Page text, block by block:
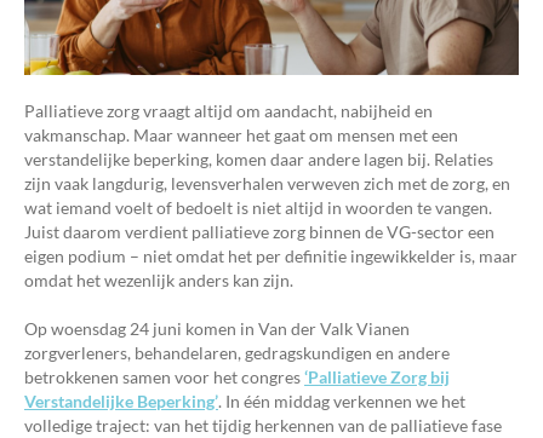
Palliatieve zorg vraagt altijd om aandacht, nabijheid en
vakmanschap. Maar wanneer het gaat om mensen met een
verstandelijke beperking, komen daar andere lagen bij. Relaties
zijn vaak langdurig, levensverhalen verweven zich met de zorg, en
wat iemand voelt of bedoelt is niet altijd in woorden te vangen.
Juist daarom verdient palliatieve zorg binnen de VG-sector een
eigen podium – niet omdat het per definitie ingewikkelder is, maar
omdat het wezenlijk anders kan zijn.
Op woensdag 24 juni komen in Van der Valk Vianen
zorgverleners, behandelaren, gedragskundigen en andere
betrokkenen samen voor het congres‘Palliatieve Zorg bij
Verstandelijke Beperking’. In één middag verkennen we het
volledige traject: van het tijdig herkennen van de palliatieve fase